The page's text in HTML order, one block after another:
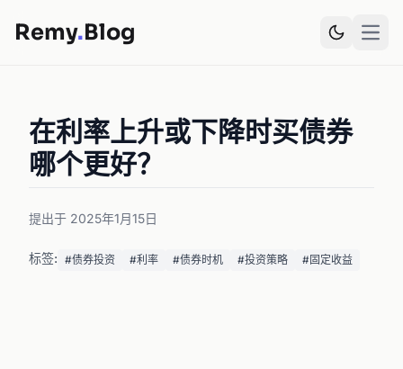
Remy.Blog
在利率上升或下降时买债券
哪个更好？
提出于 2025年1月15日
标签: #债券投资 #利率 #债券时机 #投资策略 #固定收益